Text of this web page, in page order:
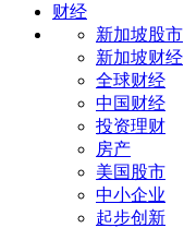
财经
新加坡股市
新加坡财经
全球财经
中国财经
投资理财
房产
美国股市
中小企业
起步创新